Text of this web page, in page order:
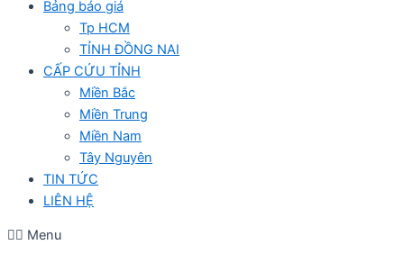
Bảng báo giá
Tp HCM
TỈNH ĐỒNG NAI
CẤP CỨU TỈNH
Miền Bắc
Miền Trung
Miền Nam
Tây Nguyên
TIN TỨC
LIÊN HỆ
Menu